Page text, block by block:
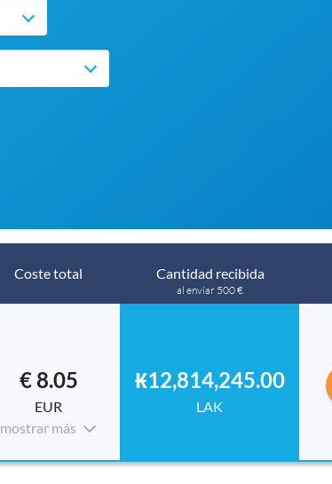
Coste total Cantidad recibida
al enviar 500 €
€ 8.05
EUR
mostrar más
₭12,814,245.00
LAK